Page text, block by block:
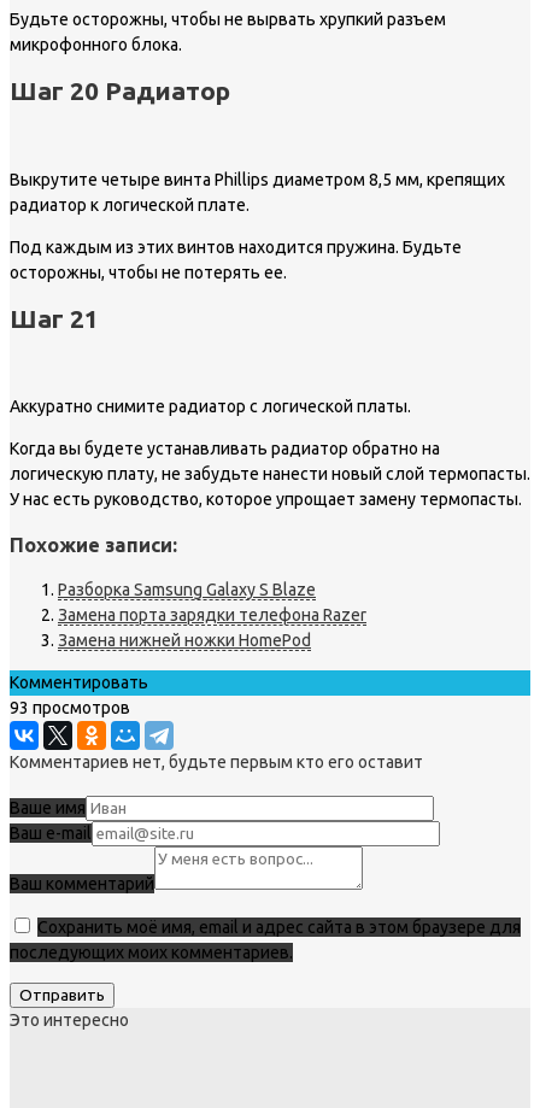
Будьте осторожны, чтобы не вырвать хрупкий разъем
микрофонного блока.
Шаг 20 Радиатор
Выкрутите четыре винта Phillips диаметром 8,5 мм, крепящих
радиатор к логической плате.
Под каждым из этих винтов находится пружина. Будьте
осторожны, чтобы не потерять ее.
Шаг 21
Аккуратно снимите радиатор с логической платы.
Когда вы будете устанавливать радиатор обратно на
логическую плату, не забудьте нанести новый слой термопасты.
У нас есть руководство, которое упрощает замену термопасты.
Похожие записи:
Разборка Samsung Galaxy S Blaze
Замена порта зарядки телефона Razer
Замена нижней ножки HomePod
Комментировать
93 просмотров
Комментариев нет, будьте первым кто его оставит
Ваше имя
Ваш e-mail
Ваш комментарий
Сохранить моё имя, email и адрес сайта в этом браузере для
последующих моих комментариев.
Это интересно